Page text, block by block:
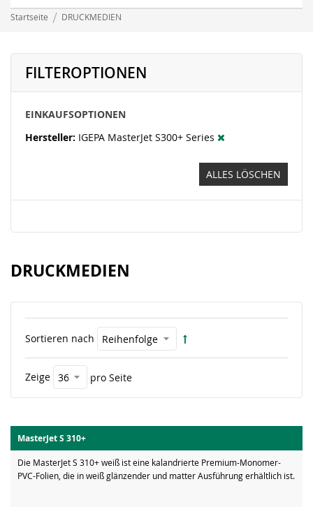
LFP wasserbasierend - Canvas
LFP wasserbasierend - Folie
LFP wasserbasierend - Textil
Banner - Mesh
Startseite DRUCKMEDIEN
DRUCKMEDIEN
Sortieren nach
Zeige pro Seite
MasterJet S 310+
Die MasterJet S 310+ weiß ist eine kalandrierte Premium-Monomer-
PVC-Folien, die in weiß glänzender und matter Ausführung erhältlich ist.
FILTEROPTIONEN
EINKAUFSOPTIONEN
Hersteller IGEPA MasterJet S300+ Series
ALLES LÖSCHEN